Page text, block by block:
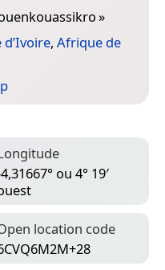
»
d’Ivoire, Afrique de
ou 4° 19′
location code